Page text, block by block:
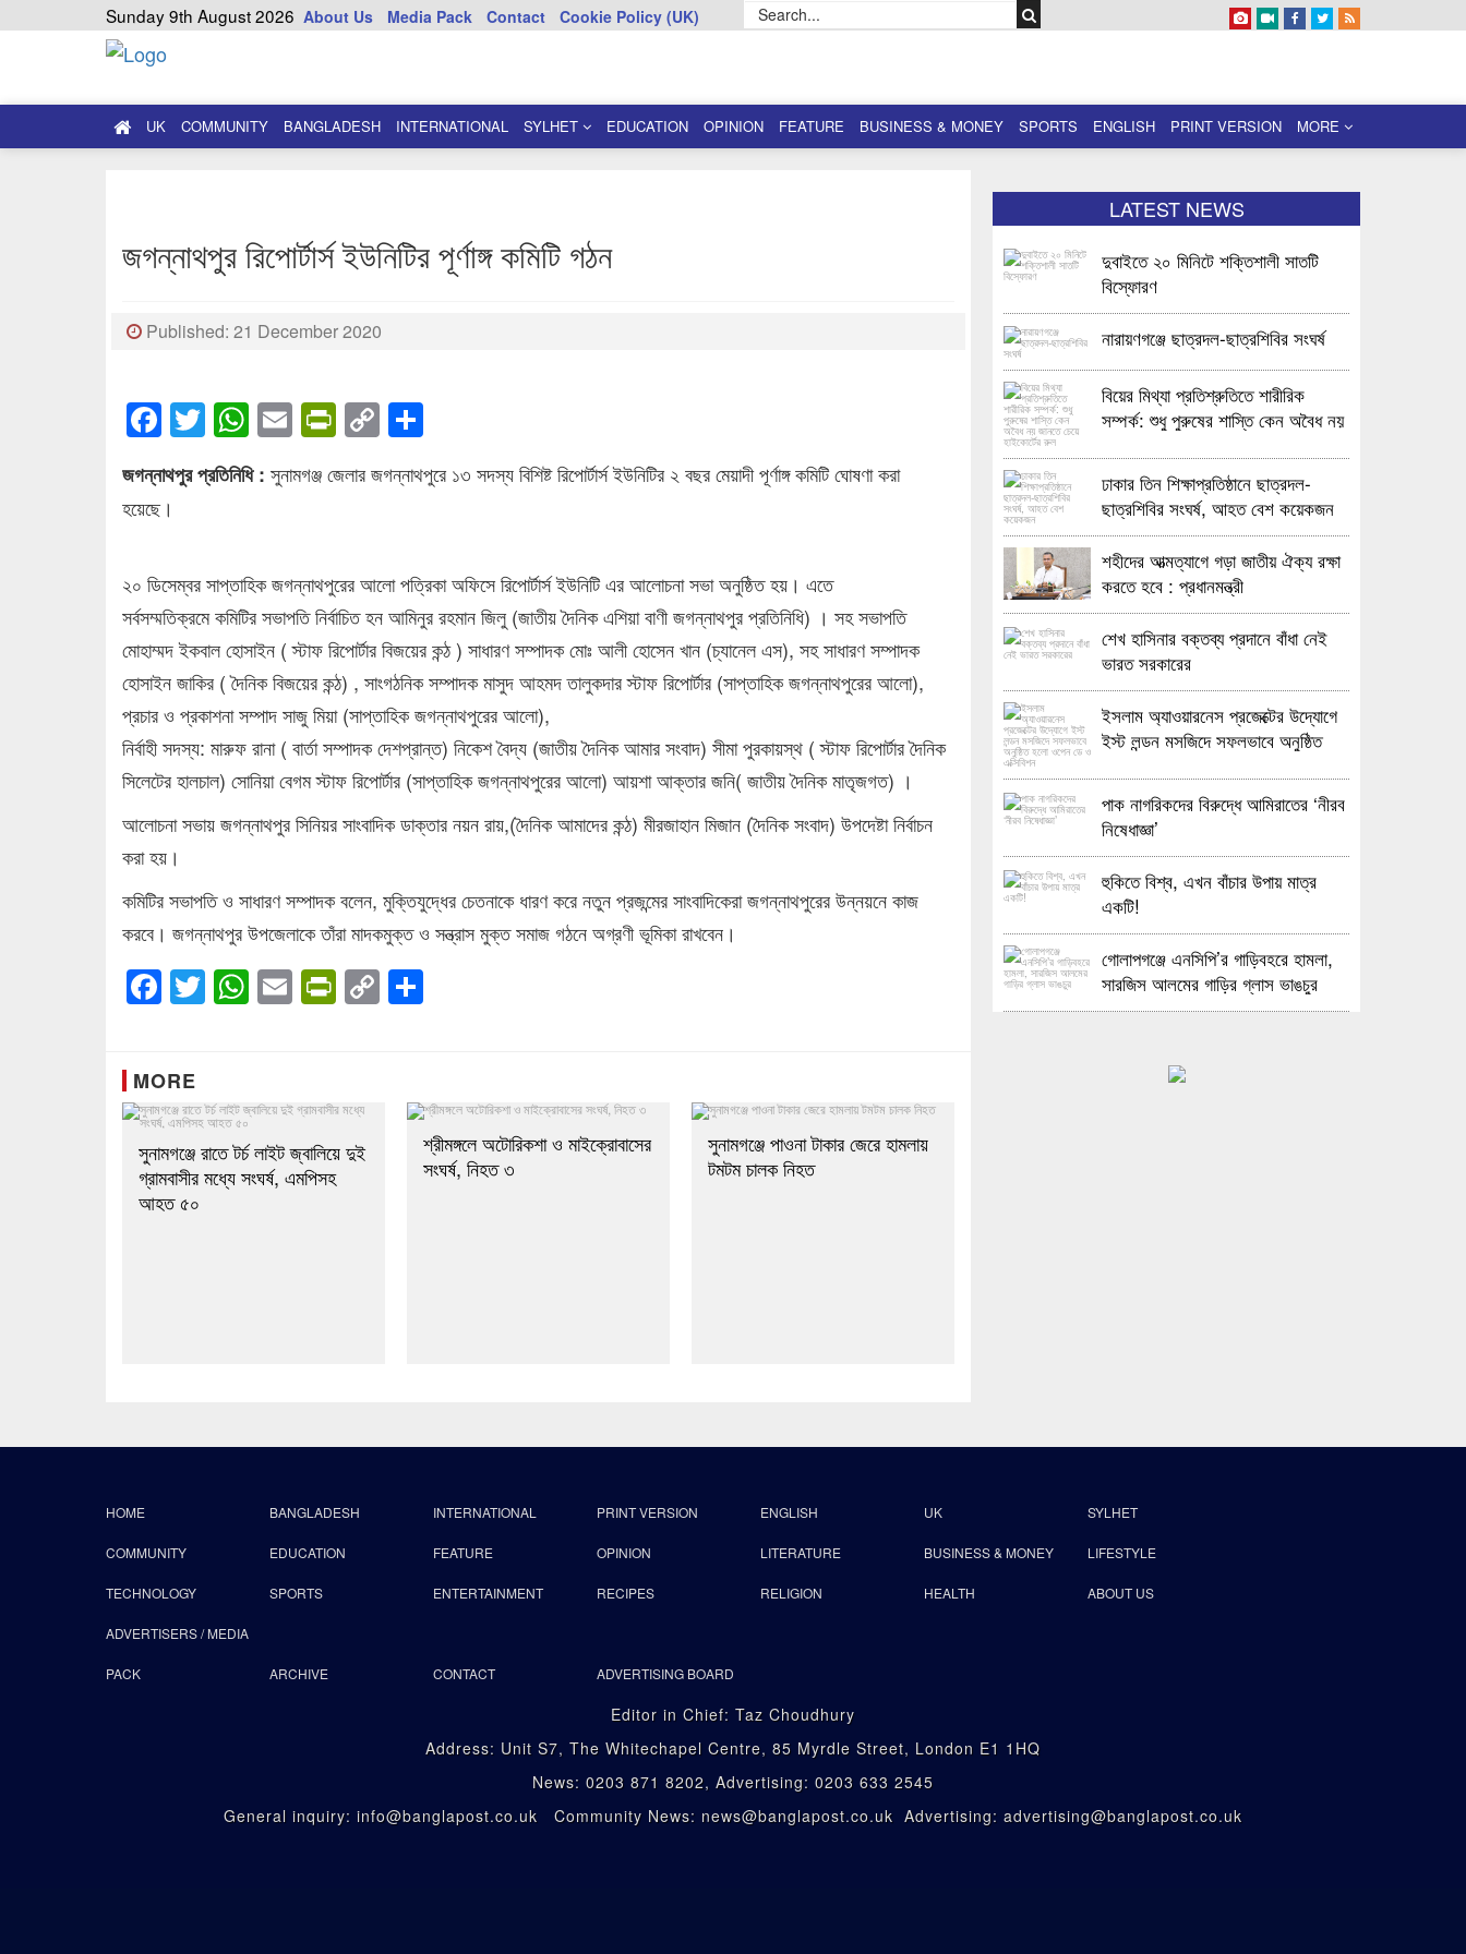
Sunday 9th August 2026 About Us Media Pack Contact Cookie Policy (UK)
UK COMMUNITY BANGLADESH INTERNATIONAL SYLHET EDUCATION OPINION FEATURE BUSINESS & MONEY SPORTS ENGLISH PRINT VERSION MORE
জগন্নাথপুর রিপোর্টার্স ইউনিটির পূর্ণাঙ্গ কমিটি গঠন
Published: 21 December 2020
Facebook
Twitter
WhatsApp
EmailPrintFriendly
Copy
Link
জগন্নাথপুর প্রতিনিধি : সুনামগঞ্জ জেলার জগন্নাথপুরে ১৩ সদস্য বিশিষ্ট রিপোর্টার্স ইউনিটির ২ বছর মেয়াদী পূর্ণাঙ্গ কমিটি ঘোষণা করা
হয়েছে।
২০ ডিসেম্বর সাপ্তাহিক জগন্নাথপুরের আলো পত্রিকা অফিসে রিপোর্টার্স ইউনিটি এর আলোচনা সভা অনুষ্ঠিত হয়। এতে
সর্বসম্মতিক্রমে কমিটির সভাপতি নির্বাচিত হন আমিনুর রহমান জিলু (জাতীয় দৈনিক এশিয়া বাণী জগন্নাথপুর প্রতিনিধি) । সহ সভাপতি
মোহাম্মদ ইকবাল হোসাইন ( স্টাফ রিপোর্টার বিজয়ের কন্ঠ ) সাধারণ সম্পাদক মোঃ আলী হোসেন খান (চ্যানেল এস), সহ সাধারণ সম্পাদক
হোসাইন জাকির ( দৈনিক বিজয়ের কন্ঠ) , সাংগঠনিক সম্পাদক মাসুদ আহমদ তালুকদার স্টাফ রিপোর্টার (সাপ্তাহিক জগন্নাথপুরের আলো),
প্রচার ও প্রকাশনা সম্পাদ সাজু মিয়া (সাপ্তাহিক জগন্নাথপুরের আলো),
নির্বাহী সদস্য: মারুফ রানা ( বার্তা সম্পাদক দেশপ্রান্ত) নিকেশ বৈদ্য (জাতীয় দৈনিক আমার সংবাদ) সীমা পুরকায়স্থ ( স্টাফ রিপোর্টার দৈনিক
সিলেটের হালচাল) সোনিয়া বেগম স্টাফ রিপোর্টার (সাপ্তাহিক জগন্নাথপুরের আলো) আয়শা আক্তার জনি( জাতীয় দৈনিক মাতৃজগত) ।
আলোচনা সভায় জগন্নাথপুর সিনিয়র সাংবাদিক ডাক্তার নয়ন রায়,(দৈনিক আমাদের কন্ঠ) মীরজাহান মিজান (দৈনিক সংবাদ) উপদেষ্টা নির্বাচন
করা হয়।
কমিটির সভাপতি ও সাধারণ সম্পাদক বলেন, মুক্তিযুদ্ধের চেতনাকে ধারণ করে নতুন প্রজন্মের সাংবাদিকেরা জগন্নাথপুরের উন্নয়নে কাজ
করবে। জগন্নাথপুর উপজেলাকে তাঁরা মাদকমুক্ত ও সন্ত্রাস মুক্ত সমাজ গঠনে অগ্রণী ভূমিকা রাখবেন।
Facebook
Twitter
WhatsApp
EmailPrintFriendly
Copy
Link
MORE
সুনামগঞ্জে রাতে টর্চ লাইট জ্বালিয়ে দুই
গ্রামবাসীর মধ্যে সংঘর্ষ, এমপিসহ
আহত ৫০
শ্রীমঙ্গলে অটোরিকশা ও মাইক্রোবাসের
সংঘর্ষ, নিহত ৩
সুনামগঞ্জে পাওনা টাকার জেরে হামলায়
টমটম চালক নিহত
LATEST NEWS
দুবাইতে ২০ মিনিটে শক্তিশালী সাতটি
বিস্ফোরণ
নারায়ণগঞ্জে ছাত্রদল-ছাত্রশিবির সংঘর্ষ
বিয়ের মিথ্যা প্রতিশ্রুতিতে শারীরিক
সম্পর্ক: শুধু পুরুষের শাস্তি কেন অবৈধ নয়
ঢাকার তিন শিক্ষাপ্রতিষ্ঠানে ছাত্রদল-
ছাত্রশিবির সংঘর্ষ, আহত বেশ কয়েকজন
শহীদের আত্মত্যাগে গড়া জাতীয় ঐক্য রক্ষা
করতে হবে : প্রধানমন্ত্রী
শেখ হাসিনার বক্তব্য প্রদানে বাঁধা নেই
ভারত সরকারের
ইসলাম অ্যাওয়ারনেস প্রজেক্টের উদ্যোগে
ইস্ট লন্ডন মসজিদে সফলভাবে অনুষ্ঠিত
পাক নাগরিকদের বিরুদ্ধে আমিরাতের ‘নীরব
নিষেধাজ্ঞা’
হুকিতে বিশ্ব, এখন বাঁচার উপায় মাত্র
একটি!
গোলাপগঞ্জে এনসিপি’র গাড়িবহরে হামলা,
সারজিস আলমের গাড়ির গ্লাস ভাঙচুর
HOME BANGLADESH INTERNATIONAL PRINT VERSION ENGLISH UK SYLHET
COMMUNITY EDUCATION FEATURE OPINION LITERATURE BUSINESS & MONEY LIFESTYLE
TECHNOLOGY SPORTS ENTERTAINMENT RECIPES RELIGION HEALTH ABOUT US
ADVERTISERS / MEDIA
PACK ARCHIVE CONTACT ADVERTISING BOARD
Editor in Chief: Taz Choudhury
Address: Unit S7, The Whitechapel Centre, 85 Myrdle Street, London E1 1HQ
News: 0203 871 8202, Advertising: 0203 633 2545
General inquiry: info@banglapost.co.uk Community News: news@banglapost.co.uk Advertising: advertising@banglapost.co.uk